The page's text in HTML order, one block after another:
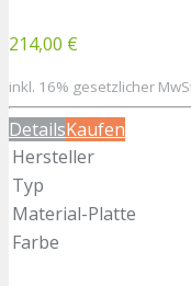
214,00 €
inkl. 16% gesetzlicher
DetailsKaufen
Hersteller
Typ
Material-Platte
Farbe